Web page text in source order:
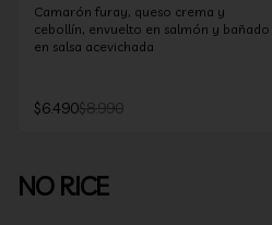
Camarón furay, queso crema y
cebollín, envuelto en salmón y bañado
en salsa acevichada
$6.490$8.990
NO RICE